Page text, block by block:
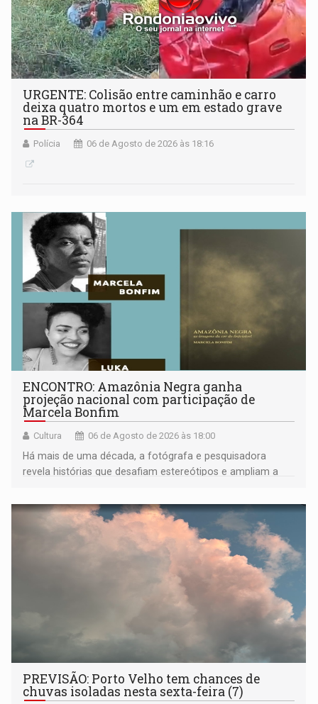
URGENTE: Colisão entre caminhão e carro
deixa quatro mortos e um em estado grave
na BR-364
Polícia 06 de Agosto de 2026 às 18:16
ENCONTRO: Amazônia Negra ganha
projeção nacional com participação de
Marcela Bonfim
Cultura 06 de Agosto de 2026 às 18:00
Há mais de uma década, a fotógrafa e pesquisadora
revela histórias que desafiam estereótipos e ampliam a
negras
PREVISÃO: Porto Velho tem chances de
chuvas isoladas nesta sexta-feira (7)